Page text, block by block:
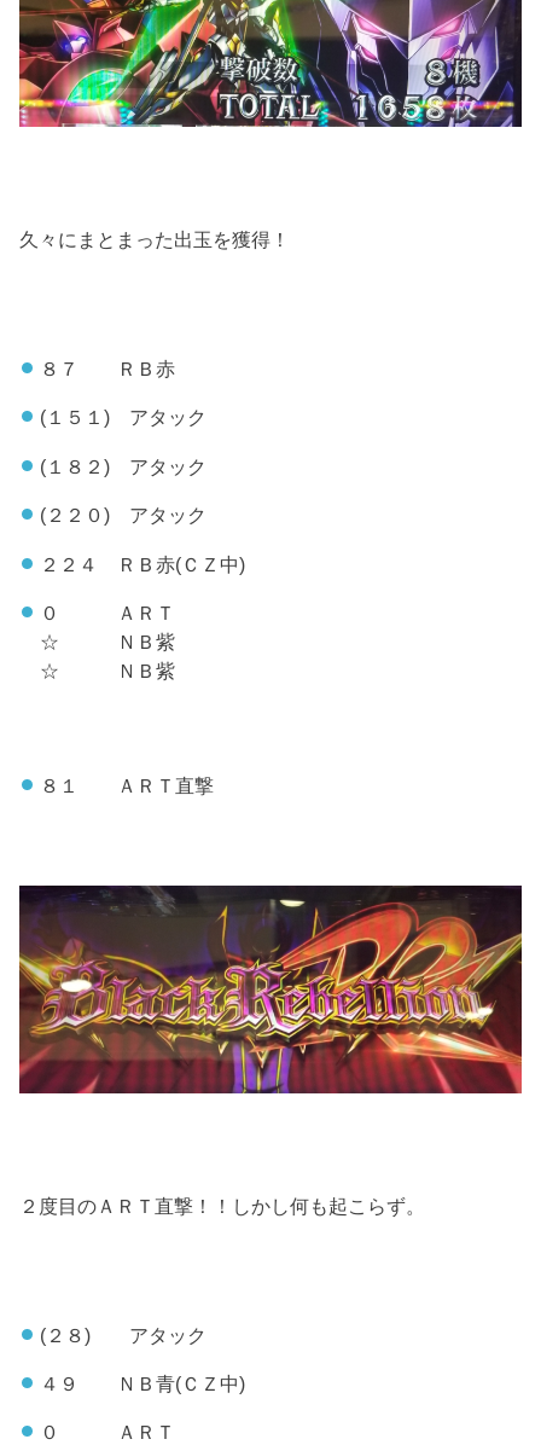
久々にまとまった出玉を獲得！
８７ ＲＢ赤
(１５１) アタック
(１８２) アタック
(２２０) アタック
２２４ ＲＢ赤(ＣＺ中)
０ ＡＲＴ
☆ ＮＢ紫
☆ ＮＢ紫
８１ ＡＲＴ直撃
２度目のＡＲＴ直撃！！しかし何も起こらず。
(２８) アタック
４９ ＮＢ青(ＣＺ中)
０ ＡＲＴ